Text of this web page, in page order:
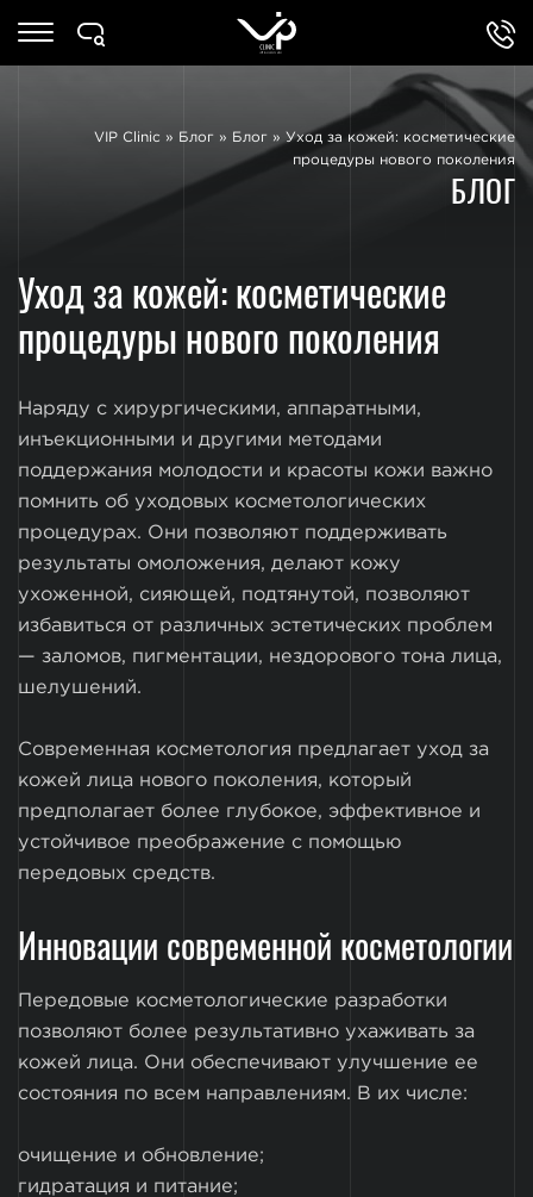
VIP Clinic » Блог » Блог » Уход за кожей: косметические
процедуры нового поколения
БЛОГ
Уход за кожей: косметические
процедуры нового поколения
Наряду с хирургическими, аппаратными,
инъекционными и другими методами
поддержания молодости и красоты кожи важно
помнить об уходовых косметологических
процедурах. Они позволяют поддерживать
результаты омоложения, делают кожу
ухоженной, сияющей, подтянутой, позволяют
избавиться от различных эстетических проблем
— заломов, пигментации, нездорового тона лица,
шелушений.
Современная косметология предлагает уход за
кожей лица нового поколения, который
предполагает более глубокое, эффективное и
устойчивое преображение с помощью
передовых средств.
Инновации современной косметологии
Передовые косметологические разработки
позволяют более результативно ухаживать за
кожей лица. Они обеспечивают улучшение ее
состояния по всем направлениям. В их числе:
очищение и обновление;
гидратация и питание;